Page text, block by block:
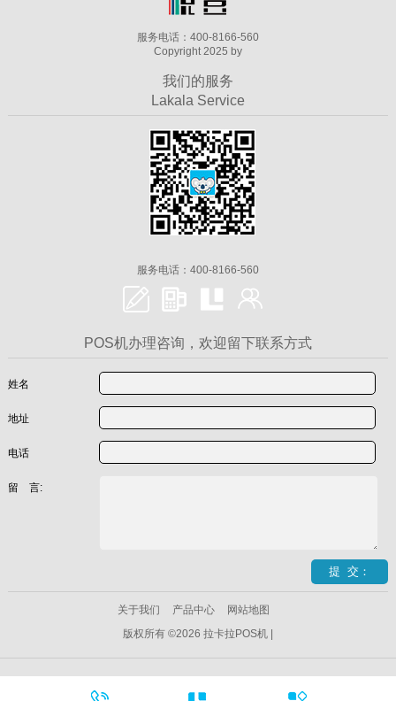
服务电话：400-8166-560
Copyright 2025 by
我们的服务
Lakala Service
服务电话：400-8166-560
POS机办理咨询，欢迎留下联系方式
姓名
地址
电话
留 言:
关于我们 产品中心
网站地图
版权所有 ©2026 拉卡拉POS机 |